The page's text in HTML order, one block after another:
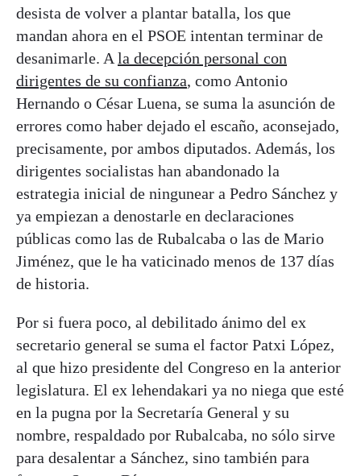
desista de volver a plantar batalla, los que
mandan ahora en el PSOE intentan terminar de
desanimarle. A la decepción personal con
dirigentes de su confianza, como Antonio
Hernando o César Luena, se suma la asunción de
errores como haber dejado el escaño, aconsejado,
precisamente, por ambos diputados. Además, los
dirigentes socialistas han abandonado la
estrategia inicial de ningunear a Pedro Sánchez y
ya empiezan a denostarle en declaraciones
públicas como las de Rubalcaba o las de Mario
Jiménez, que le ha vaticinado menos de 137 días
de historia.
Por si fuera poco, al debilitado ánimo del ex
secretario general se suma el factor Patxi López,
al que hizo presidente del Congreso en la anterior
legislatura. El ex lehendakari ya no niega que esté
en la pugna por la Secretaría General y su
nombre, respaldado por Rubalcaba, no sólo sirve
para desalentar a Sánchez, sino también para